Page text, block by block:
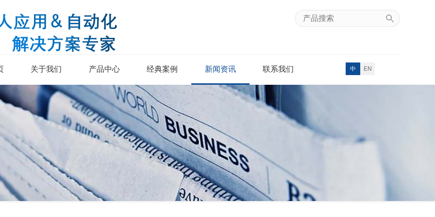
中 EN
关于我们 产品中心 经典案例 新闻资讯 联系我们